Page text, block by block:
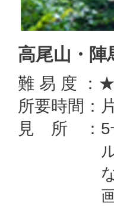
高尾山・陣
難 易 度
所要時間：
見 所 ：5